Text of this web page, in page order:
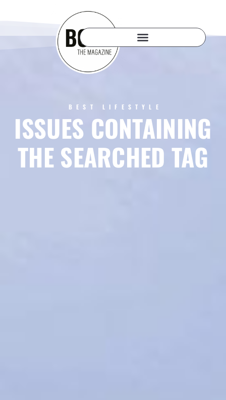
BEST LIFESTYLE
ISSUES CONTAINING
THE SEARCHED TAG